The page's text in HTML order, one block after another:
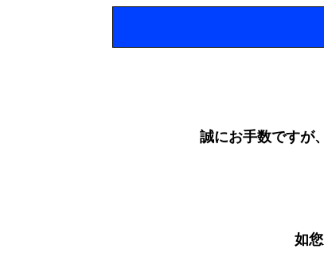
誠にお手数ですが
如